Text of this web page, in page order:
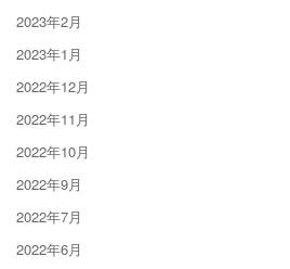
2023年2月
2023年1月
2022年12月
2022年11月
2022年10月
2022年9月
2022年7月
2022年6月